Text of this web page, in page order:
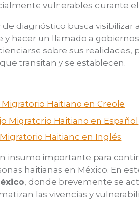
vulnerables durante el
diagnóstico busca visibilizar
y hacer un llamado a
sobre sus realidades,
transitan y se establecen.
Haitiano en Creole
Migratorio Haitiano en Español
Haitiano en Inglés
insumo importante para
haitianas en México. En
, donde brevemente se
las vivencias y